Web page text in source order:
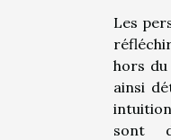
Les
hors du
ainsi
sont